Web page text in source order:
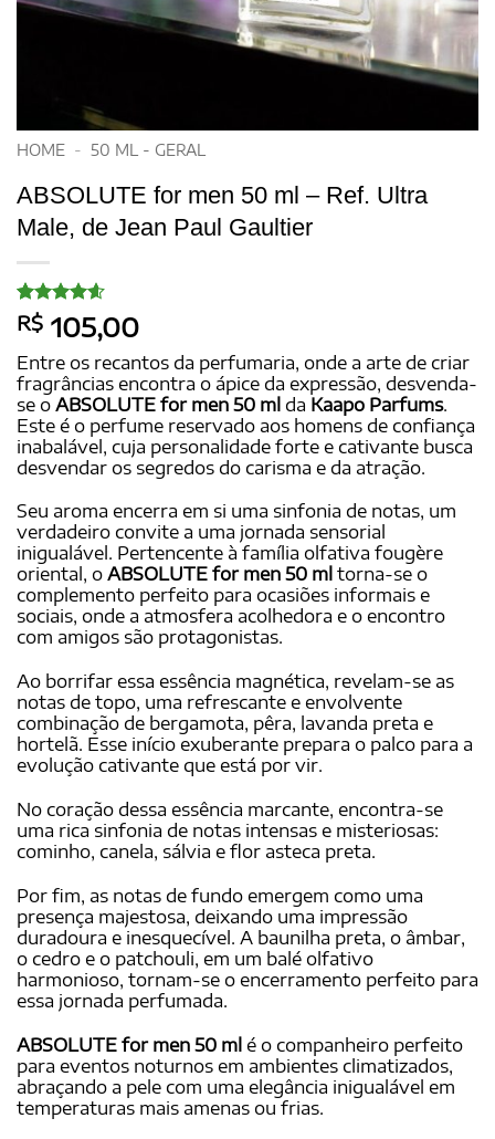
HOME - 50 ML - GERAL
ABSOLUTE for men 50 ml – Ref. Ultra
Male, de Jean Paul Gaultier
Avaliado
como4.6
de 5, com
baseado
em
15
avaliações
de clientes
R$ 105,00
Entre os recantos da perfumaria, onde a arte de criar
fragrâncias encontra o ápice da expressão, desvenda-
se o ABSOLUTE for men 50 ml da Kaapo Parfums.
Este é o perfume reservado aos homens de confiança
inabalável, cuja personalidade forte e cativante busca
desvendar os segredos do carisma e da atração.
Seu aroma encerra em si uma sinfonia de notas, um
verdadeiro convite a uma jornada sensorial
inigualável. Pertencente à família olfativa fougère
oriental, o ABSOLUTE for men 50 ml torna-se o
complemento perfeito para ocasiões informais e
sociais, onde a atmosfera acolhedora e o encontro
com amigos são protagonistas.
Ao borrifar essa essência magnética, revelam-se as
notas de topo, uma refrescante e envolvente
combinação de bergamota, pêra, lavanda preta e
hortelã. Esse início exuberante prepara o palco para a
evolução cativante que está por vir.
No coração dessa essência marcante, encontra-se
uma rica sinfonia de notas intensas e misteriosas:
cominho, canela, sálvia e flor asteca preta.
Por fim, as notas de fundo emergem como uma
presença majestosa, deixando uma impressão
duradoura e inesquecível. A baunilha preta, o âmbar,
o cedro e o patchouli, em um balé olfativo
harmonioso, tornam-se o encerramento perfeito para
essa jornada perfumada.
ABSOLUTE for men 50 ml é o companheiro perfeito
para eventos noturnos em ambientes climatizados,
abraçando a pele com uma elegância inigualável em
temperaturas mais amenas ou frias.